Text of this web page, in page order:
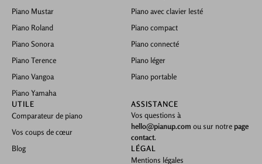
Piano Mustar
Piano Roland
Piano Sonora
Piano Terence
Piano Vangoa
Piano Yamaha
Piano avec clavier lesté
Piano compact
Piano connecté
Piano léger
Piano portable
UTILE
Comparateur de piano
Vos coups de cœur
Blog
ASSISTANCE
Vos questions à
hello@pianup.com ou sur notrepage
contact.
LÉGAL
Mentions légales